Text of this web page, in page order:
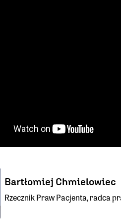
Bartłomiej Chmielowiec
Rzecznik Praw Pacjenta, radca